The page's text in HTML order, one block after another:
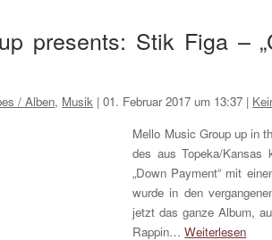
presents: Stik Figa –
/ Alben, Musik |01. Februar 2017 um 13:37 |
Mello Music Group up in
des aus Topeka/Kansas
„Down Payment“ mit
wurde in den
jetzt das ganze Album,
Rappin…Weiterlesen